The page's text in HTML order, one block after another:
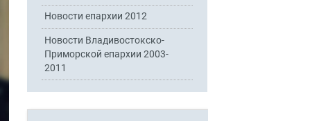
Новости епархии 2012
Новости Владивостокско-
Приморской епархии 2003-
2011